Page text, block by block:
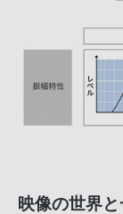
映像の世界